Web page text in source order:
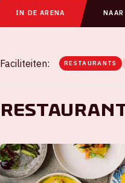
IN DE ARENA
Faciliteiten: RESTAURANTS